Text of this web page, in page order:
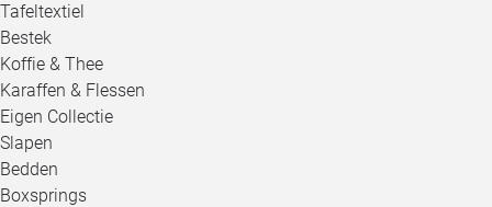
Tafeltextiel
Bestek
Koffie & Thee
Karaffen & Flessen
Eigen Collectie
Slapen
Bedden
Boxsprings